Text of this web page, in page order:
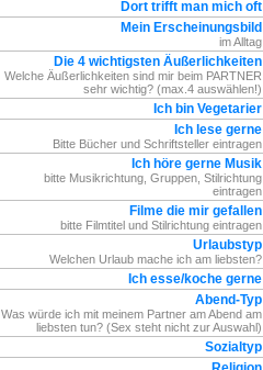
Dort trifft man mich oft
Mein Erscheinungsbild
im Alltag
Die 4 wichtigsten Äußerlichkeiten
Welche Äußerlichkeiten sind mir beim PARTNER
sehr wichtig? (max.4 auswählen!)
Ich bin Vegetarier
Ich lese gerne
Bitte Bücher und Schriftsteller eintragen
Ich höre gerne Musik
bitte Musikrichtung, Gruppen, Stilrichtung
eintragen
Filme die mir gefallen
bitte Filmtitel und Stilrichtung eintragen
Urlaubstyp
Welchen Urlaub mache ich am liebsten?
Ich esse/koche gerne
Abend-Typ
Was würde ich mit meinem Partner am Abend am
liebsten tun? (Sex steht nicht zur Auswahl)
Sozialtyp